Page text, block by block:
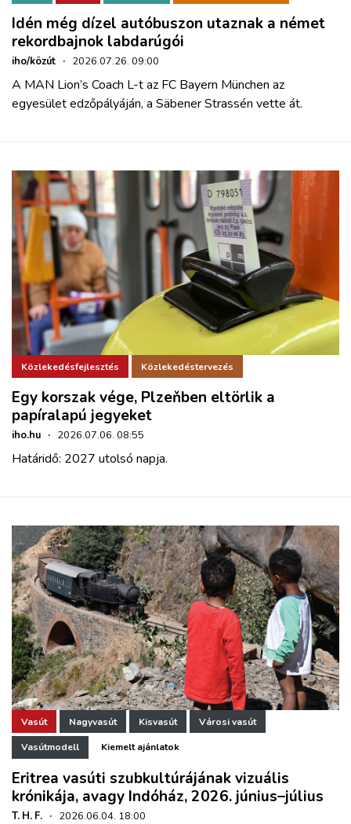
Idén még dízel autóbuszon utaznak a német
rekordbajnok labdarúgói
iho/közút · 2026.07.26. 09:00
A MAN Lion’s Coach L-t az FC Bayern München az
egyesület edzőpályáján, a Säbener Strassén vette át.
Közlekedésfejlesztés Közlekedéstervezés
Egy korszak vége, Plzeňben eltörlik a
papíralapú jegyeket
iho.hu · 2026.07.06. 08:55
Határidő: 2027 utolsó napja.
Vasút Nagyvasút Kisvasút Városi vasút
Vasútmodell Kiemelt ajánlatok
Eritrea vasúti szubkultúrájának vizuális
krónikája, avagy Indóház, 2026. június–július
T. H. F. · 2026.06.04. 18:00